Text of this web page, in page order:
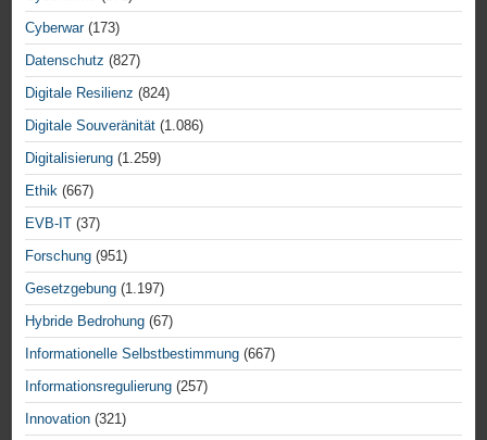
Cyberwar(173)
Datenschutz (827)
Digitale Resilienz (824)
Digitale Souveränität (1.086)
Digitalisierung (1.259)
Ethik (667)
EVB-IT (37)
Forschung (951)
Gesetzgebung (1.197)
Hybride Bedrohung (67)
Informationelle Selbstbestimmung (667)
Informationsregulierung (257)
Innovation (321)